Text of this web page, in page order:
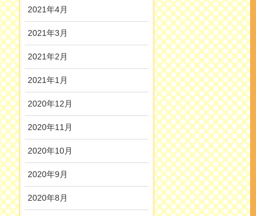
2021年4月
2021年3月
2021年2月
2021年1月
2020年12月
2020年11月
2020年10月
2020年9月
2020年8月